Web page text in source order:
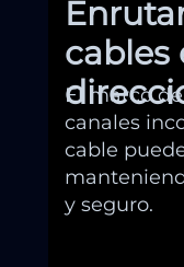
cables
El marco
canales
cable
y seguro.